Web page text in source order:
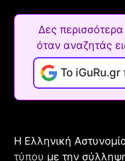
Δες
όταν αναζητάς
Το
Η Ελληνική
τύπου με την